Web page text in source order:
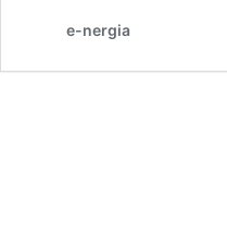
e-nergia